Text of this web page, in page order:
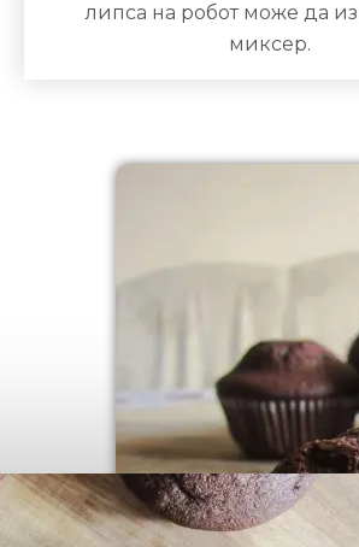
липса на робот може да
миксер.